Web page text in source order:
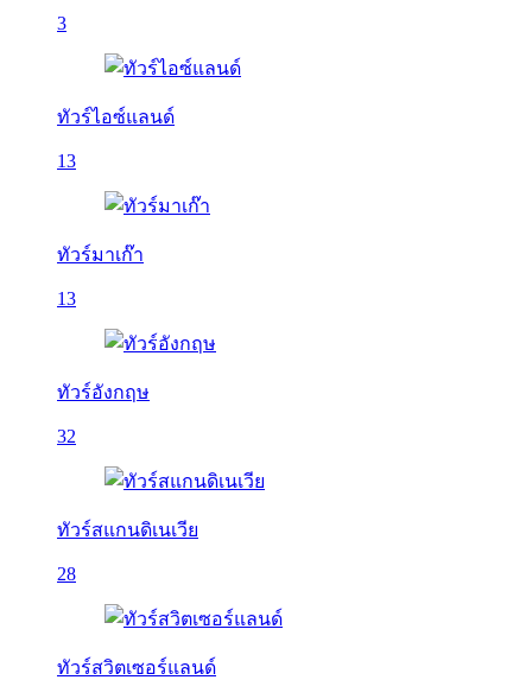
3
ทัวร์ไอซ์แลนด์
13
ทัวร์มาเก๊า
13
ทัวร์อังกฤษ
32
ทัวร์สแกนดิเนเวีย
28
ทัวร์สวิตเซอร์แลนด์